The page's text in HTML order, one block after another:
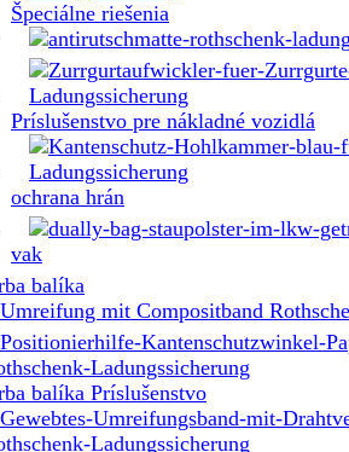
Špeciálne riešenia
Príslušenstvo pre nákladné vozidlá
ochrana hrán
vak
balíka
balíka Príslušenstvo